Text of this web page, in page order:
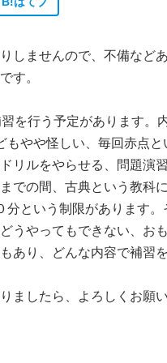
しませんので、不備など
す。
を行う予定があります。
やや怪しい、毎回赤点と
リルをやらせる、問題演
での間、古典という教科
という制限があります
うやってもできない、お
あり、どんな内容で補習
ましたら、よろしくお願い